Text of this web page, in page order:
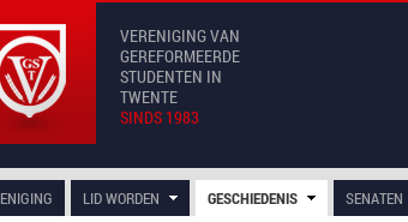
VERENIGING VAN
GEREFORMEERDE
STUDENTEN IN
TWENTE
SINDS 1983
LID WORDEN GESCHIEDENIS SENATEN